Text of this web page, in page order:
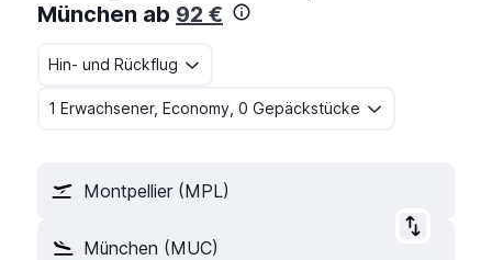
München ab 92 €
Hin- und Rückflug
1 Erwachsener, Economy, 0 Gepäckstücke
Montpellier (MPL)
München (MUC)